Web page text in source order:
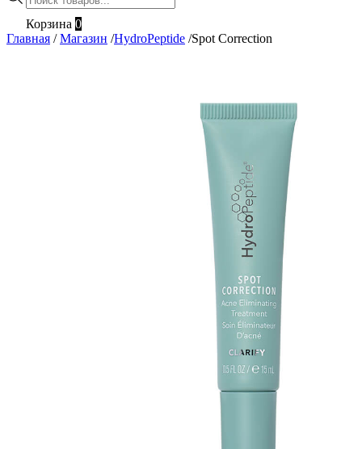
товаров
Корзина 0
Главная / Магазин /HydroPeptide /Spot Correction